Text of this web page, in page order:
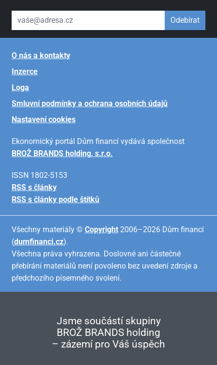
váš email Odebírat
O nás a kontakty
Inzerce
Loga
Smluvní podmínky a ochrana osobních údajů
Nastavení cookies
Ekonomický portál Dům financí vydává společnost
BROŽ BRANDS holding, s.r.o.
ISSN 1802-5153
RSS s články
RSS s články podle štítků
Všechny materiály © Copyright 2006–2026 Dům financí
(dumfinanci.cz).
Všechna práva vyhrazena. Doslovné ani částečné
přebírání materiálů není povoleno bez uvedení zdroje a
předchozího písemného svolení.
Jsme součástí skupiny
BROŽ BRANDS holding
– zázemí pro Váš úspěch